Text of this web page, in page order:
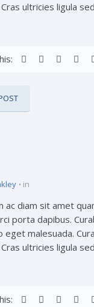
ultricies ligula
in
ac diam sit amet
porta dapibus.
eget malesuada.
ultricies ligula